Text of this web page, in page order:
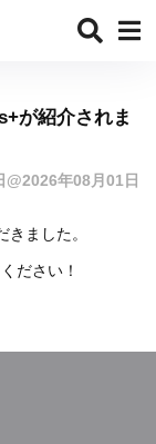
が紹介されま
@2026年08月01日
きました。
ださい！